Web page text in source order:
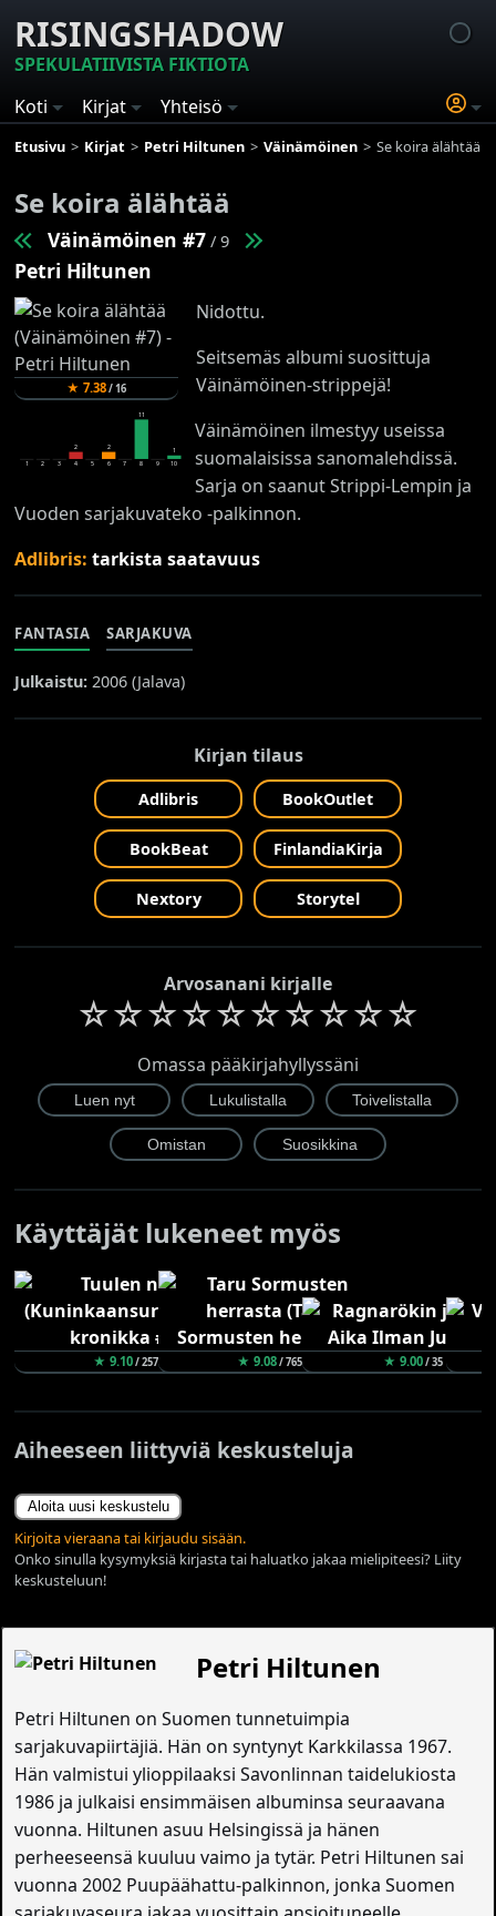
RISINGSHADOW
SPEKULATIIVISTA FIKTIOTA
Koti
Kirjat Yhteisö
Etusivu Kirjat Petri Hiltunen Väinämöinen Se koira älähtää
Se koira älähtää
Väinämöinen #7 / 9
Petri Hiltunen
★7.38/16
1 2 3
2
4
5
2
6
7
11
8 9
1
10
Nidottu.
Seitsemäs albumi suosittuja
Väinämöinen-strippejä!
Väinämöinen ilmestyy useissa
suomalaisissa sanomalehdissä.
Sarja on saanut Strippi-Lempin ja
Vuoden sarjakuvateko -palkinnon.
Adlibris:tarkista saatavuus
FANTASIA SARJAKUVA
Julkaistu: 2006 (Jalava)
Kirjan tilaus
Adlibris BookOutlet
BookBeat FinlandiaKirja
Nextory Storytel
Arvosanani kirjalle
☆☆☆☆☆☆☆☆☆☆
Omassa pääkirjahyllyssäni
Käyttäjät lukeneet myös
★ 9.10/ 257 ★ 9.08/ 765 ★ 9.00/ 35
Aiheeseen liittyviä keskusteluja
Aloita uusi keskustelu
Kirjoita vieraana tai kirjaudu sisään.
Onko sinulla kysymyksiä kirjasta tai haluatko jakaa mielipiteesi? Liity
keskusteluun!
Petri Hiltunen
Petri Hiltunen on Suomen tunnetuimpia
sarjakuvapiirtäjiä. Hän on syntynyt Karkkilassa 1967.
Hän valmistui ylioppilaaksi Savonlinnan taidelukiosta
1986 ja julkaisi ensimmäisen albuminsa seuraavana
vuonna. Hiltunen asuu Helsingissä ja hänen
perheeseensä kuuluu vaimo ja tytär. Petri Hiltunen sai
vuonna 2002 Puupäähattu-palkinnon, jonka Suomen